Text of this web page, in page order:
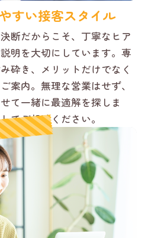
すい接客スタイル
断だからこそ、丁寧なヒア
明を大切にしています。専
砕き、メリットだけでなく
案内。無理な営業はせず、
て一緒に最適解を探しま
てご相談ください。